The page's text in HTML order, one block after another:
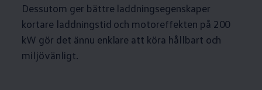
Dessutom ger bättre laddningsegenskaper
kortare laddningstid och motoreffekten på 200
kW gör det ännu enklare att köra hållbart och
miljövänligt.